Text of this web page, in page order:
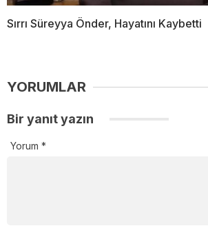
Sırrı Süreyya Önder, Hayatını Kaybetti
YORUMLAR
Bir yanıt yazın
Yorum *